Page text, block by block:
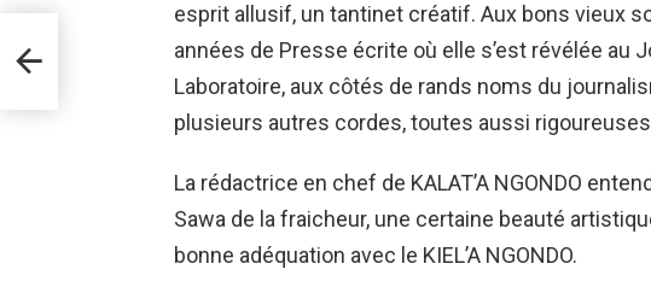
esprit allusif, un tantinet créatif. Aux bons vieux
années de Presse écrite où elle s’est révélée au
Laboratoire, aux côtés de rands noms du
plusieurs autres cordes, toutes aussi
La rédactrice en chef de KALAT’A NGONDO
Sawa de la fraicheur, une certaine beauté
bonne adéquation avec le KIEL’A NGONDO.